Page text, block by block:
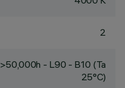
2
>50,000h - L90 - B10 (Ta
25°C)